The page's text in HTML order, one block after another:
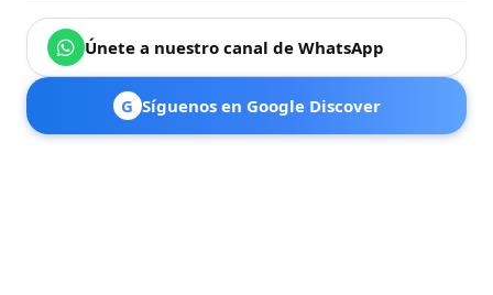
Únete a nuestro canal de WhatsApp
G Síguenos en Google Discover